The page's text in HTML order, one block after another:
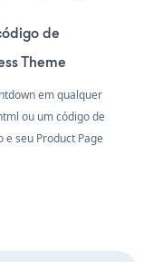
de
Theme
em qualquer
ou um código de
e seu Product Page